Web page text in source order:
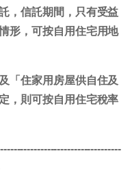
，信託期間，只有受益
形，可按自用住宅用地
「住家用房屋供自住及
，則可按自用住宅稅率